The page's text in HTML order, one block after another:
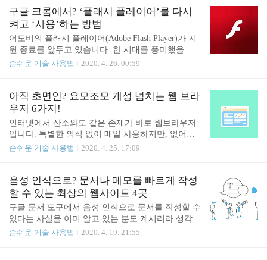
붙여서 이 단축키는 윈도우(Windows), 맥(macOS), 리
눅스(Linux) 등 운영 ..
을 살펴 보겠습니다. 윈도우 10에서 고전 게임이 실
행되지 않는 이유? 모든 운영 체제는 시간이 지남에
따라 구조적으로 많은 변화가 생깁니다. 예전에 있었
던 하드웨어나 프로그램은 최신 운영 체제에서는 더
이상 사용하지 않죠. 하드웨어 기술이 발전하고 프로
그램도 잦은 업데이트를 거치면서 운영체제도 보다
드는 버려지곤 합니다. 예를 들면, 윈도우 10 64비트
버전과 같은 최신 운영체제의 경우 윈도우 95나..
구글 크롬에서? ‘플래시 플레이어’를 다시
켜고 ‘사용’하는 방법
어도비의 플래시 플레이어(Adobe Flash Player)가 지
원 종료를 앞두고 있습니다. 한 시대를 풍미했을 정
도로 인터넷 상의 애니메이션과 동영상 표시를 위해
과 배터리 효율이 좋지 않았고 보안 문제도 매우 자
주 발생했었죠. 2021년인 내년부터는 구글 크롬에서
플래시를 사용할 수 없게 됩니다. 현재는 플래시 플
레이어가 기본적으로 꺼져 있는 상태이고요. 그럼에
도 불구하고 2021년 이전인 올 한 해 동안은 크롬에
서 플래시 플레이어를 켜고 플래시 컨텐츠를 다시 보
보겠습니다. 먼저, 플래시를 다시 사용하고자 하는
사이트로 이동합니다. 방문한 웹사이트가 보안..
손쉬운 기술 사용법 2020. 4. 26. 00:59
아직 초면인? 요모조모 개성 넘치는 웹 브라
우저 6가지!
인터넷에서 산소와도 같은 존재가 바로 웹브라우저
입니다. 특별한 의식 없이 매일 사용하지만, 없어서
는 안될 꼭 필요한 존재죠. 이렇게 매일 똑같이 사용
다는 사실입니다. 웹사이트를 순수 텍스트로만 표시
하는 웹 브라우저에서 개인 정보 보호에 초점을 맞춘
웹 브라우저와 유튜브 등의 인터넷 영상과 음악을 손
쉽게 다운로드하고 토렌트를 웹 브라우저 내에서 받
을 수 있게 해주는 웹 브라우저에 이르기까지 특색
있는 웹 브라우저가 많습니다. 이번 글에서는 한 번
손쉬운 기술 사용법 2020. 4. 25. 17:09
음성 인식으로? 문서나 메모를 빠르게 작성
할 수 있는 최상의 웹사이트 4곳
구글 문서 도구에서 음성 인식으로 문서를 작성할 수
있다는 사실을 이미 알고 있는 분도 계시리라 생각합
니다. 구글 문서 도구는 인식률은 상당히 좋지만 음
손쉬운 기술 사용법 2020. 4. 19. 21:55